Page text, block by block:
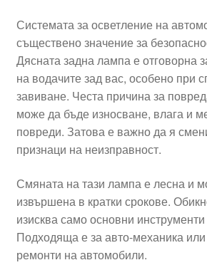
Системата за осветление на
съществено значение за
Дясната задна лампа е отговорна
на водачите зад вас, особено при
завиване. Честа причина за
може да бъде износване, влага и
повреди. Затова е важно да я
признаци на неизправност.
Смяната на тази лампа е лесна и
извършена в кратки срокове.
изисква само основни
Подходяща е за авто-механика
ремонти на автомобили.